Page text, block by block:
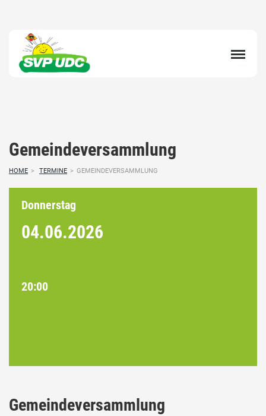
Gemeindeversammlung
HOME > TERMINE > GEMEINDEVERSAMMLUNG
Donnerstag
04.06.2026
20:00
Gemeindeversammlung